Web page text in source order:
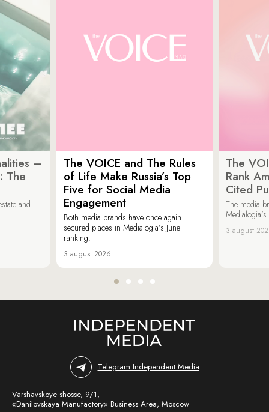
–
The
and
The VOICE and The Rules
of Life Make Russia’s Top
Five for Social Media
Engagement
Both media brands have once again
secured places in Medialogia’s June
ranking.
3 august 2026
The
Rank
Cited
The media
3 august
Telegram Independent Media
Varshavskoye shosse, 9/1,
«Danilovskaya Manufactory» Business Area, Moscow